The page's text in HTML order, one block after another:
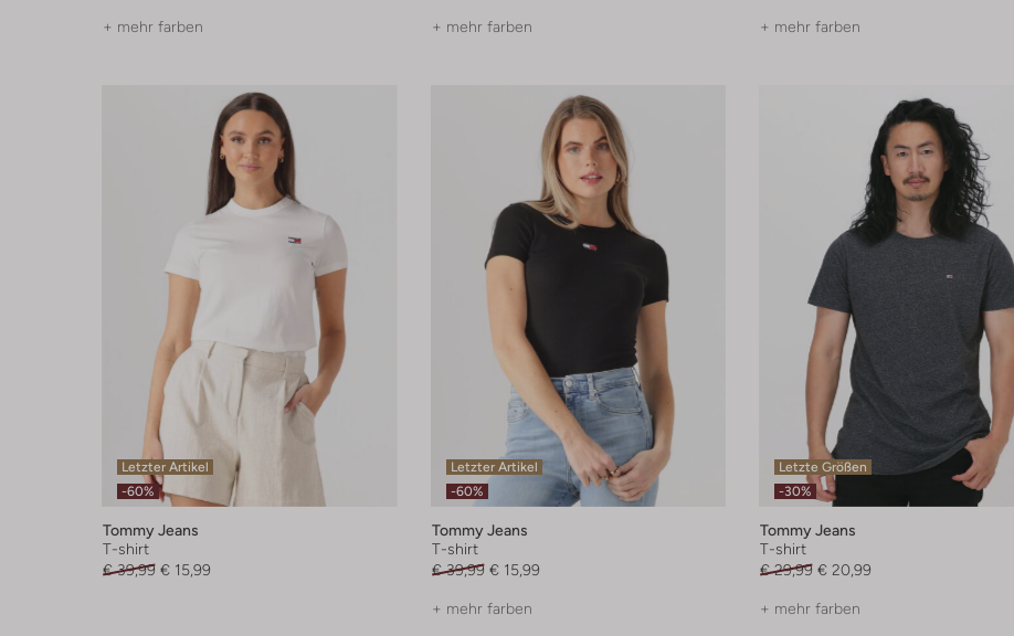
+ mehr farben + mehr farben + mehr farben
Letzter Artikel
-60%
Tommy Jeans
T-shirt
€ 39,99 € 15,99
Letzter Artikel
-60%
Tommy Jeans
T-shirt
€ 39,99 € 15,99
+ mehr farben
Letzte Größen
-30%
Tommy Jeans
T-shirt
€ 29,99 € 20,99
+ mehr farben